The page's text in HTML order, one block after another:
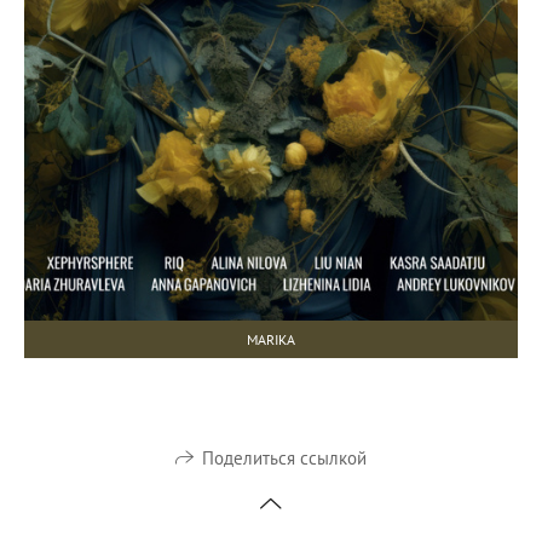
MARIKA
Поделиться ссылкой